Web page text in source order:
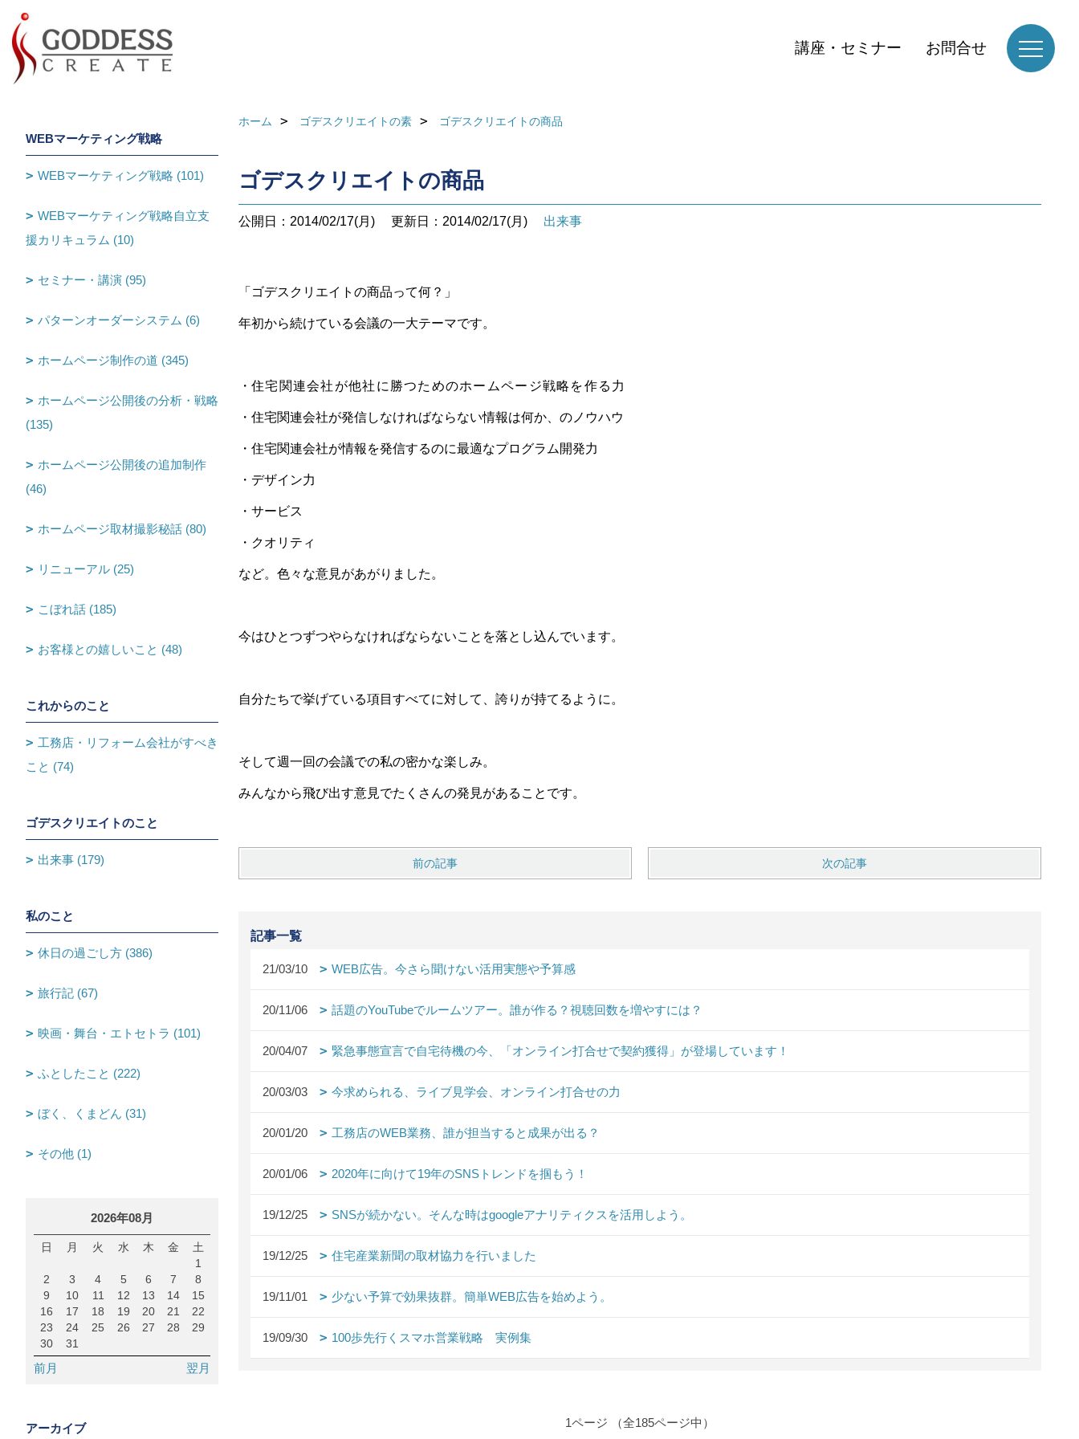
講座・セミナー お問合せ
ホーム ゴデスクリエイトの素 ゴデスクリエイトの商品
ゴデスクリエイトの商品
公開日：2014/02/17(月) 更新日：2014/02/17(月) 出来事
「ゴデスクリエイトの商品って何？」
年初から続けている会議の一大テーマです。
・ 住宅関連会社が他社に勝つためのホームページ戦略を作る力
・住宅関連会社が発信しなければならない情報は何か、のノウハウ
・ 住宅関連会社が情報を発信するのに最適なプログラム開発力
・デザイン力
・サービス
・クオリティ
など。色々な意見があがりました。
今はひとつずつやらなければならないことを落とし込んでいます。
自分たちで挙げている項目すべてに対して、誇りが持てるように。
そして週一回の会議での私の密かな楽しみ。
みんなから飛び出す意見でたくさんの発見があることです。
前の記事 次の記事
記事一覧
21/03/10 WEB広告。今さら聞けない活用実態や予算感
20/11/06 話題のYouTubeでルームツアー。誰が作る？視聴回数を増やすには？
20/04/07 緊急事態宣言で自宅待機の今、「オンライン打合せで契約獲得」が登場しています！
20/03/03 今求められる、ライブ見学会、オンライン打合せの力
20/01/20 工務店のWEB業務、誰が担当すると成果が出る？
20/01/06 2020年に向けて19年のSNSトレンドを掴もう！
19/12/25 SNSが続かない。そんな時はgoogleアナリティクスを活用しよう。
19/12/25 住宅産業新聞の取材協力を行いました
19/11/01 少ない予算で効果抜群。簡単WEB広告を始めよう。
19/09/30 100歩先行くスマホ営業戦略 実例集
1ページ （全185ページ中）
WEBマーケティング戦略
WEBマーケティング戦略 (101)
WEBマーケティング戦略自立支
援カリキュラム (10)
セミナー・講演 (95)
パターンオーダーシステム (6)
ホームページ制作の道 (345)
ホームページ公開後の分析・戦略
(135)
ホームページ公開後の追加制作
(46)
ホームページ取材撮影秘話 (80)
リニューアル (25)
こぼれ話 (185)
お客様との嬉しいこと (48)
これからのこと
工務店・リフォーム会社がすべき
こと (74)
ゴデスクリエイトのこと
出来事 (179)
私のこと
休日の過ごし方 (386)
旅行記 (67)
映画・舞台・エトセトラ (101)
ふとしたこと (222)
ぼく、くまどん (31)
その他 (1)
2026年08月
日 月 火 水 木 金
土
1
2
3 4 5 6 7
8
9
10 11 12 13 14
15
16
17 18 19 20 21
22
23
24 25 26 27 28
29
30
31
前月 翌月
アーカイブ